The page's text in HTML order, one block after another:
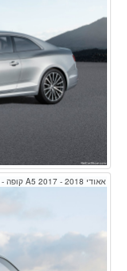
אאודי A5 2017 - 2018 קופה - אפור - מבט מאחור